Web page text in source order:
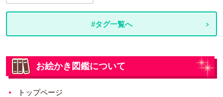
#タグ一覧へ
お絵かき図鑑について
トップページ